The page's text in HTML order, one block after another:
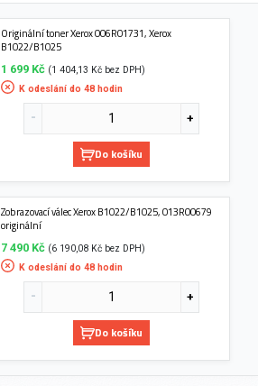
Originální toner Xerox 006R01731, Xerox
B1022/B1025
1 699 Kč (1 404,13 Kč bez DPH)
K odeslání do 48 hodin
Do košíku
Zobrazovací válec Xerox B1022/B1025, 013R00679
originální
7 490 Kč (6 190,08 Kč bez DPH)
K odeslání do 48 hodin
Do košíku